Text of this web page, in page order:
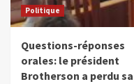
Politique
Questions-réponses
orales: le président
Brotherson a perdu sa